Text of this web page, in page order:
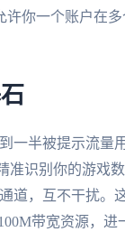
许你一个账户在
一半被提示流量
准识别你的游戏
道，互不干扰。
带宽资源，